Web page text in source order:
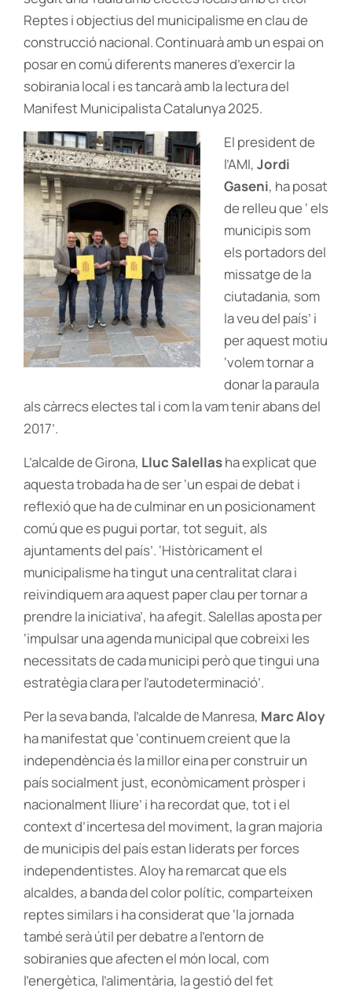
Reptes i objectius del municipalisme en clau de
construcció nacional. Continuarà amb un espai on
posar en comú diferents maneres d’exercir la
sobirania local i es tancarà amb la lectura del
Manifest Municipalista Catalunya 2025.
El president de
l’AMI, Jordi
Gaseni, ha posat
de relleu que ‘ els
municipis som
els portadors del
missatge de la
ciutadania, som
la veu del país’ i
per aquest motiu
‘volem tornar a
donar la paraula
als càrrecs electes tal i com la vam tenir abans del
2017’.
L’alcalde de Girona, Lluc Salellasha explicat que
aquesta trobada ha de ser ‘un espai de debat i
reflexió que ha de culminar en un posicionament
comú que es pugui portar, tot seguit, als
ajuntaments del país’. ‘Històricament el
municipalisme ha tingut una centralitat clara i
reivindiquem ara aquest paper clau per tornar a
prendre la iniciativa’, ha afegit. Salellas aposta per
‘impulsar una agenda municipal que cobreixi les
necessitats de cada municipi però que tingui una
estratègia clara per l’autodeterminació’.
Per la seva banda, l’alcalde de Manresa, Marc Aloy
ha manifestat que ‘continuem creient que la
independència és la millor eina per construir un
país socialment just, econòmicament pròsper i
nacionalment lliure’ i ha recordat que, tot i el
context d’incertesa del moviment, la gran majoria
de municipis del país estan liderats per forces
independentistes. Aloy ha remarcat que els
alcaldes, a banda del color polític, comparteixen
reptes similars i ha considerat que ‘la jornada
també serà útil per debatre a l’entorn de
sobiranies que afecten el món local, com
l’energètica, l’alimentària, la gestió del fet